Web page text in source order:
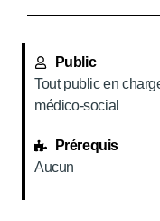
Public
Tout public en
médico-social
Prérequis
Aucun